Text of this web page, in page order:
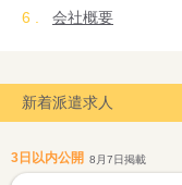
ビジネスマナーなど、
会社概要
新着派遣求人
3日以内公開 8月7日掲載